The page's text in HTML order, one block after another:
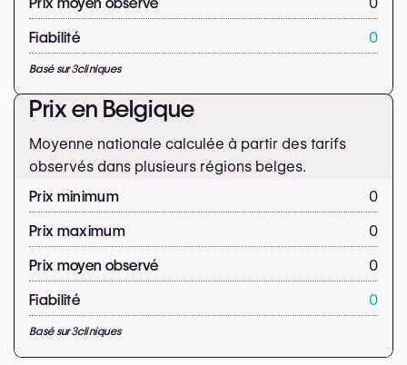
Fiabilité
0
Basé sur3cliniques
Prix en Belgique
Moyenne nationale calculée à partir des tarifs
observés dans plusieurs régions belges.
Prix minimum
0
Prix maximum
0
Prix moyen observé
0
Fiabilité
0
Basé sur3cliniques